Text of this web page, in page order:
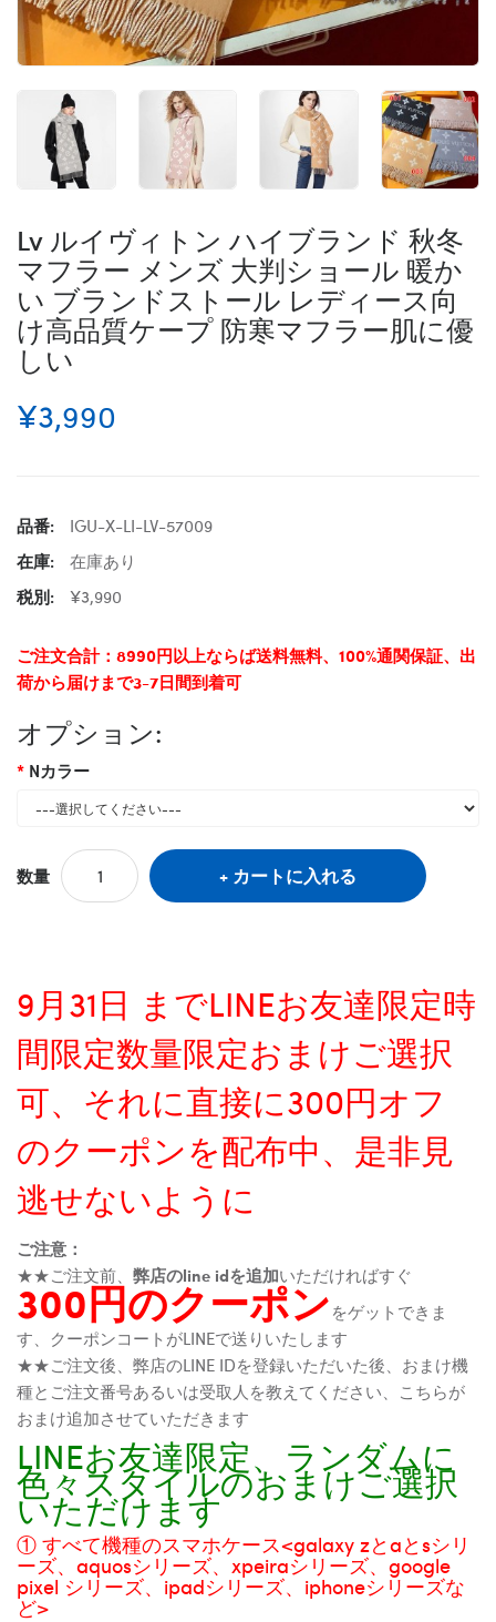
Lv ルイヴィトン ハイブランド 秋冬
マフラー メンズ 大判ショール 暖か
い ブランドストール レディース向
け高品質ケープ 防寒マフラー肌に優
しい
¥3,990
品番:
IGU-X-LI-LV-57009
在庫:
在庫あり
税別:
¥3,990
ご注文合計：8990円以上ならば送料無料、100%通関保証、出
荷から届けまで3-7日間到着可
オプション:
Nカラー
数量 カートに入れる
9月31日 までLINEお友達限定時
間限定数量限定おまけご選択
可、それに直接に300円オフ
のクーポンを配布中、是非見
逃せないように
ご注意：
★★ご注文前、 弊店のline idを追加いただければすぐ
300円のクーポンをゲットできま
す、クーポンコートがLINEで送りいたします
★★ご注文後、弊店のLINE IDを登録いただいた後、おまけ機
種とご注文番号あるいは受取人を教えてください、こちらが
おまけ追加させていただきます
LINEお友達限定、ランダムに
色々スタイルのおまけご選択
いただけます
① すべて機種のスマホケース<galaxy zとaとsシリ
ーズ、aquosシリーズ、xpeiraシリーズ、google
pixel シリーズ、ipadシリーズ、iphoneシリーズな
ど>